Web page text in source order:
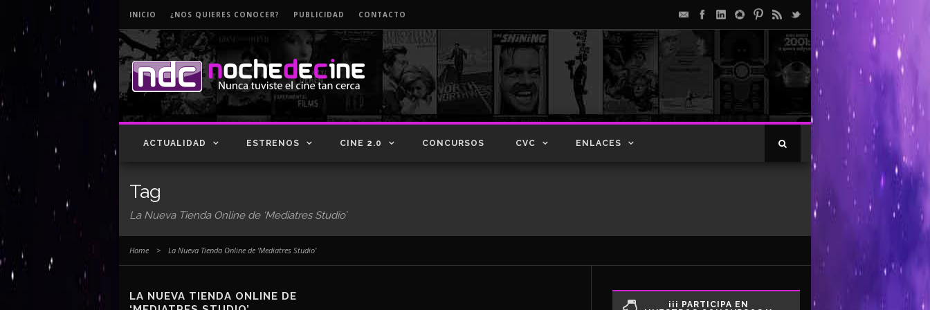
INICIO ¿NOS QUIERES CONOCER? PUBLICIDAD CONTACTO
ACTUALIDAD ESTRENOS CINE 2.0 CONCURSOS CVC ENLACES
Tag
La Nueva Tienda Online de ‘Mediatres Studio’
Home > La Nueva Tienda Online de ‘Mediatres Studio’
LA NUEVA TIENDA ONLINE DE
¡¡¡ PARTICIPA EN